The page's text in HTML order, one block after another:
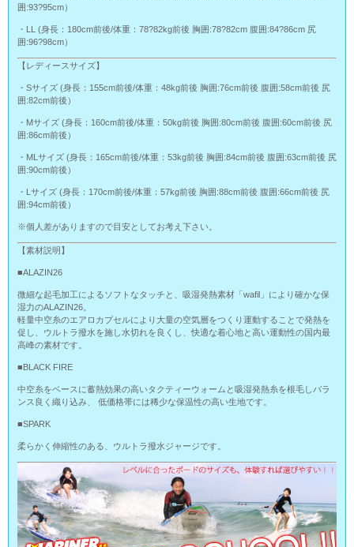
囲:93?95cm）
・LL (身長：180cm前後/体重：78?82kg前後 胸囲:78?82cm 腹囲:84?86cm 尻
囲:96?98cm）
【レディースサイズ】
・Sサイズ (身長：155cm前後/体重：48kg前後 胸囲:76cm前後 腹囲:58cm前後 尻
囲:82cm前後）
・Mサイズ (身長：160cm前後/体重：50kg前後 胸囲:80cm前後 腹囲:60cm前後 尻
囲:86cm前後）
・MLサイズ (身長：165cm前後/体重：53kg前後 胸囲:84cm前後 腹囲:63cm前後 尻
囲:90cm前後）
・Lサイズ (身長：170cm前後/体重：57kg前後 胸囲:88cm前後 腹囲:66cm前後 尻
囲:94cm前後）
※個人差がありますので目安としてお考え下さい。
【素材説明】
■ALAZIN26
微細な起毛加工によるソフトなタッチと、吸湿発熱素材「wafil」により確かな保
湿力のALAZIN26。
軽量中空糸のエアロカプセルにより大量の空気層をつくり運動することで発熱を
促し、ウルトラ撥水を施し水切れを良くし、快適な着心地と高い運動性の国内最
高峰の素材です。
■BLACK FIRE
中空糸をベースに蓄熱効果の高いタクティーウォームと吸湿発熱糸を根毛しバラ
ンス良く織り込み、 低価格帯には稀少な保温性の高い生地です。
■SPARK
柔らかく伸縮性のある、ウルトラ撥水ジャージです。